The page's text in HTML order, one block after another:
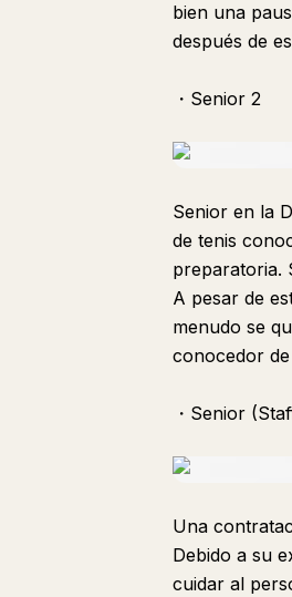
bien una
después de
・Senior 2
Senior en la
de tenis
preparatoria.
A pesar de
menudo se
conocedor
・Senior
Una
Debido a su
cuidar al